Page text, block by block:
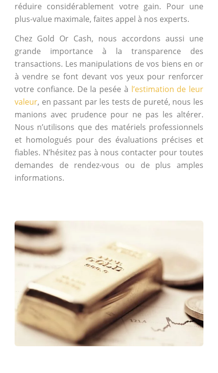
réduire considérablement votre gain. Pour une
plus-value maximale, faites appel à nos experts.
Chez Gold Or Cash, nous accordons aussi une
grande importance à la transparence des
transactions. Les manipulations de vos biens en or
à vendre se font devant vos yeux pour renforcer
votre confiance. De la pesée à l’estimation de leur
valeur, en passant par les tests de pureté, nous les
manions avec prudence pour ne pas les altérer.
Nous n’utilisons que des matériels professionnels
et homologués pour des évaluations précises et
fiables. N’hésitez pas à nous contacter pour toutes
demandes de rendez-vous ou de plus amples
informations.